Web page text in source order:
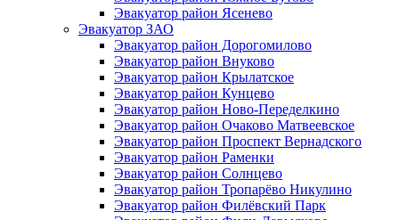
Эвакуатор район Ясенево
Эвакуатор ЗАО
Эвакуатор район Дорогомилово
Эвакуатор район Внуково
Эвакуатор район Крылатское
Эвакуатор район Кунцево
Эвакуатор район Ново-Переделкино
Эвакуатор район Очаково Матвеевское
Эвакуатор район Проспект Вернадского
Эвакуатор район Раменки
Эвакуатор район Солнцево
Эвакуатор район Тропарёво Никулино
Эвакуатор район Филёвский Парк